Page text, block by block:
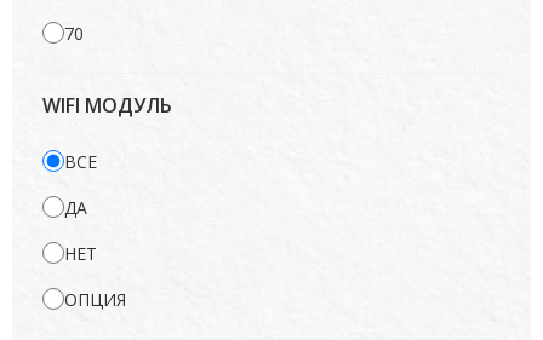
70
WIFI МОДУЛЬ
ВСЕ
ДА
НЕТ
ОПЦИЯ